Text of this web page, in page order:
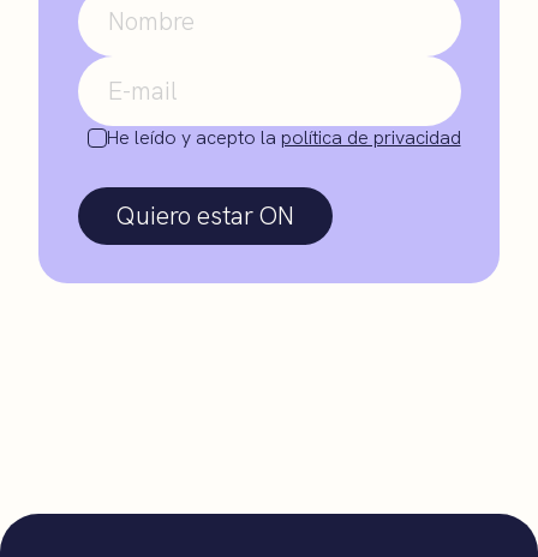
He leído y acepto la política de privacidad
Quiero estar ON